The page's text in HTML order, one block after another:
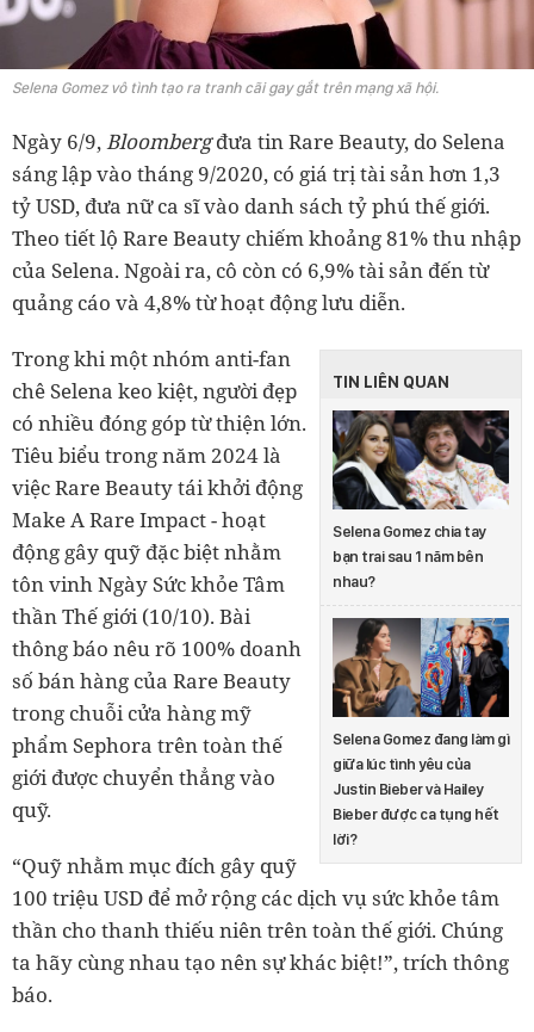
Selena Gomez vô tình tạo ra tranh cãi gay gắt trên mạng xã hội.
Ngày 6/9,Bloombergđưa tin Rare Beauty, do Selena
sáng lập vào tháng 9/2020, có giá trị tài sản hơn 1,3
tỷ USD, đưa nữ ca sĩ vào danh sách tỷ phú thế giới.
Theo tiết lộ Rare Beauty chiếm khoảng 81% thu nhập
của Selena. Ngoài ra, cô còn có 6,9% tài sản đến từ
quảng cáo và 4,8% từ hoạt động lưu diễn.
TIN LIÊN QUAN
Selena Gomez chia tay
bạn trai sau 1 năm bên
nhau?
Selena Gomez đang làm gì
giữa lúc tình yêu của
Justin Bieber và Hailey
Bieber được ca tụng hết
lời?
Trong khi một nhóm anti-fan
chê Selena keo kiệt, người đẹp
có nhiều đóng góp từ thiện lớn.
Tiêu biểu trong năm 2024 là
việc Rare Beauty tái khởi động
Make A Rare Impact - hoạt
động gây quỹ đặc biệt nhằm
tôn vinh Ngày Sức khỏe Tâm
thần Thế giới (10/10). Bài
thông báo nêu rõ 100% doanh
số bán hàng của Rare Beauty
trong chuỗi cửa hàng mỹ
phẩm Sephora trên toàn thế
giới được chuyển thẳng vào
quỹ.
“Quỹ nhằm mục đích gây quỹ
100 triệu USD để mở rộng các dịch vụ sức khỏe tâm
thần cho thanh thiếu niên trên toàn thế giới. Chúng
ta hãy cùng nhau tạo nên sự khác biệt!”, trích thông
báo.